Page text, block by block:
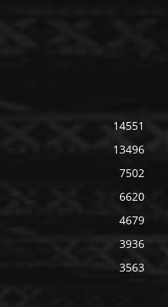
14551
13496
7502
6620
4679
3936
3563